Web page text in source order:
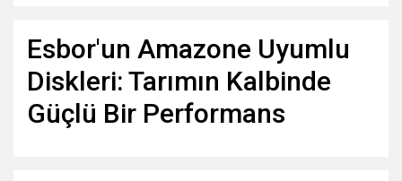
Esbor'un Amazone Uyumlu
Diskleri: Tarımın Kalbinde
Güçlü Bir Performans